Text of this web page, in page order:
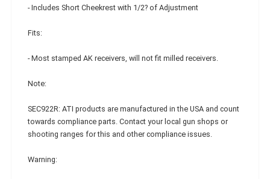
- Includes Short Cheekrest with 1/2? of Adjustment
Fits:
- Most stamped AK receivers, will not fit milled receivers.
Note:
SEC922R: ATI products are manufactured in the USA and count
towards compliance parts. Contact your local gun shops or
shooting ranges for this and other compliance issues.
Warning: